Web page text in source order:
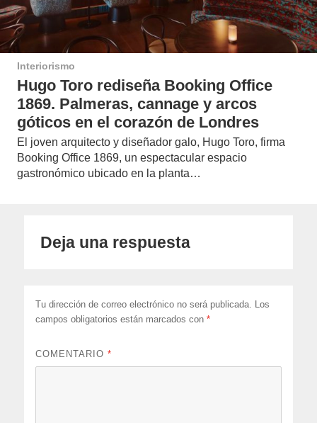
Interiorismo
Hugo Toro rediseña Booking Office
1869. Palmeras, cannage y arcos
góticos en el corazón de Londres
El joven arquitecto y diseñador galo, Hugo Toro, firma
Booking Office 1869, un espectacular espacio
gastronómico ubicado en la planta…
Deja una respuesta
Tu dirección de correo electrónico no será publicada.
Los
campos obligatorios están marcados con*
COMENTARIO*